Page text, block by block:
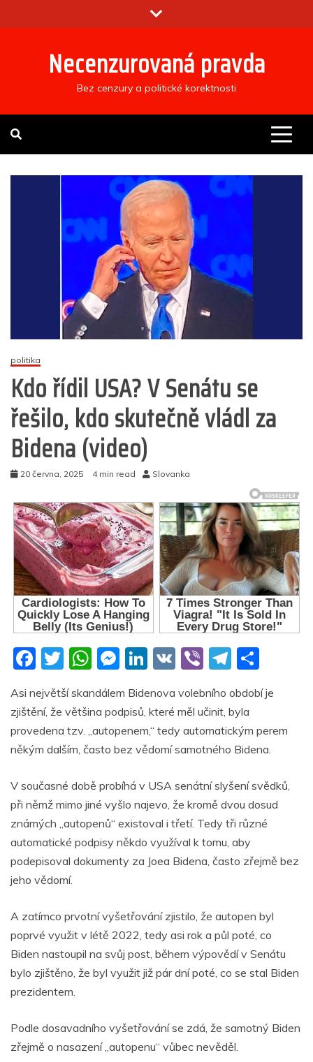
to
Necenzurovaná pravda
Bez cenzury a politické korektnosti
politika
Kdo řídil USA? V Senátu se
řešilo, kdo skutečně vládl za
Bidena (video)
20 června, 2025 4 min read Slovanka
F
c
e
b
o
k
T
w
itt
er
W
at
s
A
p
M
ss
e
n
er
Li
k
e
dI
V
Vi
er
T
e
gr
a
ar
e
Asi největší skandálem Bidenova volebního období je
zjištění, že většina podpisů, které měl učinit, byla
provedena tzv. „autopenem,“ tedy automatickým perem
někým dalším, často bez vědomí samotného Bidena.
V současné době probíhá v USA senátní slyšení svědků,
při němž mimo jiné vyšlo najevo, že kromě dvou dosud
známých „autopenů“ existoval i třetí. Tedy tři různé
automatické podpisy někdo využíval k tomu, aby
podepisoval dokumenty za Joea Bidena, často zřejmě bez
jeho vědomí.
A zatímco prvotní vyšetřování zjistilo, že autopen byl
poprvé využit v létě 2022, tedy asi rok a půl poté, co
Biden nastoupil na svůj post, během výpovědí v Senátu
bylo zjištěno, že byl využit již pár dní poté, co se stal Biden
prezidentem.
Podle dosavadního vyšetřování se zdá, že samotný Biden
zřejmě o nasazení „autopenu“ vůbec nevěděl.